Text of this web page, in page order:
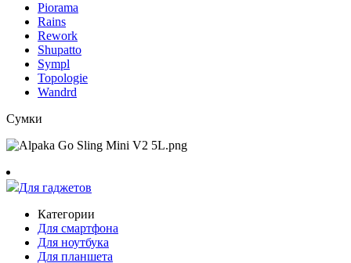
Piorama
Rains
Rework
Shupatto
Sympl
Topologie
Wandrd
Сумки
Для гаджетов
Категории
Для смартфона
Для ноутбука
Для планшета